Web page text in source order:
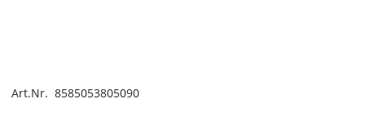
Art.Nr. 8585053805090